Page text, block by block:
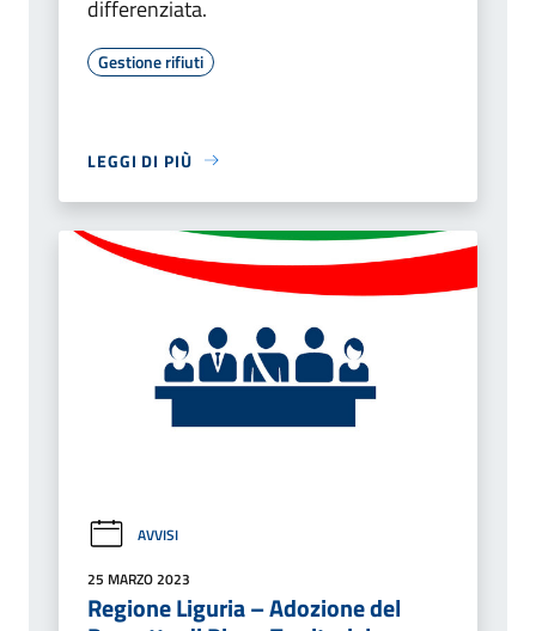
differenziata.
Gestione rifiuti
LEGGI DI PIÙ
AVVISI
25 MARZO 2023
Regione Liguria – Adozione del